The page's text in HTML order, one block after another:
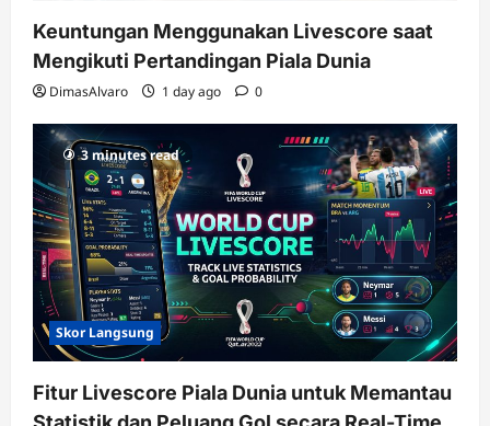
Keuntungan Menggunakan Livescore saat
Mengikuti Pertandingan Piala Dunia
DimasAlvaro 1 day ago 0
3 minutes read
Skor Langsung
Fitur Livescore Piala Dunia untuk Memantau